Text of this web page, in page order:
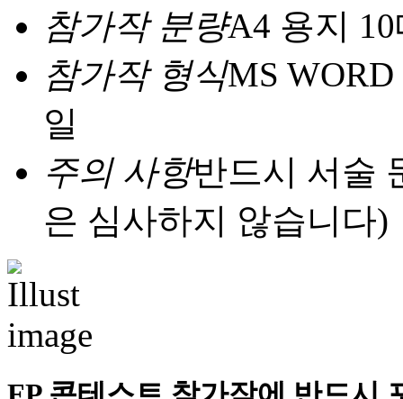
참가작 분량A4 용지
참가작 형식MS
일
주의 사항반드시 서술
은 심사하지 않습니다)